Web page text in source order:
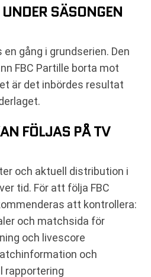
SÄSONGEN
gång i grundserien. Den
FBC Partille borta mot
är det inbördes resultat
FÖLJAS PÅ TV
och aktuell distribution i
tid. För att följa FBC
att kontrollera:
och matchsida för
och livescore
och
rapportering